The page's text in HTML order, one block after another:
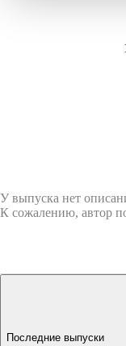
У выпуска нет
К сожалению, автор
Последние выпуски